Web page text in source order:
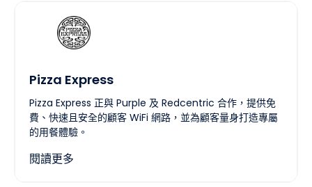
Pizza Express
Pizza Express 正與 Purple 及 Redcentric 合作，提供免
費、快速且安全的顧客 WiFi 網路，並為顧客量身打造專屬
的用餐體驗。
閱讀更多